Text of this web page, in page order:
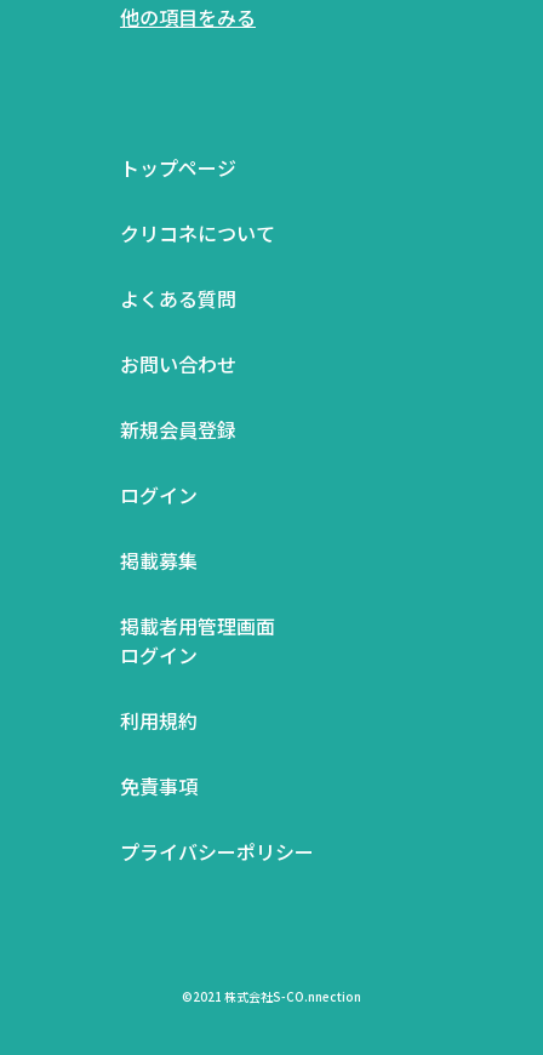
他の項目をみる
トップページ
クリコネについて
よくある質問
お問い合わせ
新規会員登録
ログイン
掲載募集
掲載者用管理画面
ログイン
利用規約
免責事項
プライバシーポリシー
©2021 株式会社S-CO.nnection